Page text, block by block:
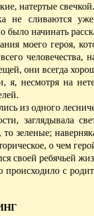
натертые свечкой.
не сливаются
начинать
моего героя,
человечества,
они всегда
я, несмотря на
из одного
заглядывала
зеленые;
о чем
своей ребячьей
происходило с